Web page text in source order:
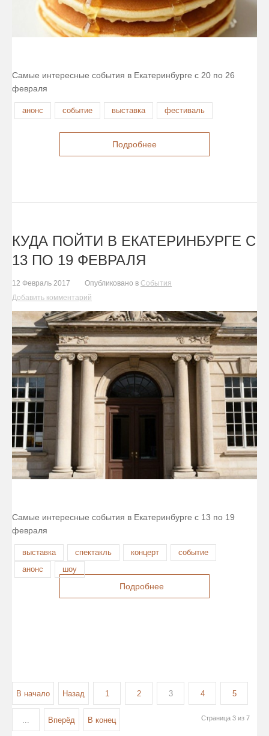
Самые интересные события в Екатеринбурге с 20 по 26
февраля
анонс событие выставка фестиваль
Подробнее
КУДА ПОЙТИ В ЕКАТЕРИНБУРГЕ С
13 ПО 19 ФЕВРАЛЯ
12 Февраль 2017 Опубликовано в События
Добавить комментарий
Самые интересные события в Екатеринбурге с 13 по 19
февраля
выставка спектакль концерт
событие
анонс
шоу
Подробнее
В начало Назад 1 2 3 4 5
Вперёд В конец Страница 3 из 7